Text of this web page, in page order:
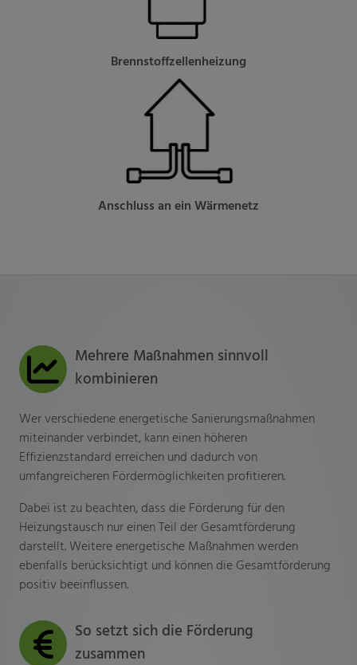
Brennstoffzellenheizung
Anschluss an ein Wärmenetz
Mehrere Maßnahmen sinnvoll
kombinieren
Wer verschiedene energetische Sanierungsmaßnahmen
miteinander verbindet, kann einen höheren
Effizienzstandard erreichen und dadurch von
umfangreicheren Fördermöglichkeiten profitieren.
Dabei ist zu beachten, dass die Förderung für den
Heizungstausch nur einen Teil der Gesamtförderung
darstellt. Weitere energetische Maßnahmen werden
ebenfalls berücksichtigt und können die Gesamtförderung
positiv beeinflussen.
So setzt sich die Förderung
zusammen